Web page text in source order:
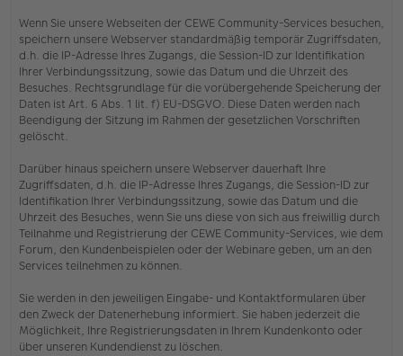
Wenn Sie unsere Webseiten der CEWE Community-Services besuchen,
speichern unsere Webserver standardmäßig temporär Zugriffsdaten,
d.h. die IP-Adresse Ihres Zugangs, die Session-ID zur Identifikation
Ihrer Verbindungssitzung, sowie das Datum und die Uhrzeit des
Besuches. Rechtsgrundlage für die vorübergehende Speicherung der
Daten ist Art. 6 Abs. 1 lit. f) EU-DSGVO. Diese Daten werden nach
Beendigung der Sitzung im Rahmen der gesetzlichen Vorschriften
gelöscht.
Darüber hinaus speichern unsere Webserver dauerhaft Ihre
Zugriffsdaten, d.h. die IP-Adresse Ihres Zugangs, die Session-ID zur
Identifikation Ihrer Verbindungssitzung, sowie das Datum und die
Uhrzeit des Besuches, wenn Sie uns diese von sich aus freiwillig durch
Teilnahme und Registrierung der CEWE Community-Services, wie dem
Forum, den Kundenbeispielen oder der Webinare geben, um an den
Services teilnehmen zu können.
Sie werden in den jeweiligen Eingabe- und Kontaktformularen über
den Zweck der Datenerhebung informiert. Sie haben jederzeit die
Möglichkeit, Ihre Registrierungsdaten in Ihrem Kundenkonto oder
über unseren Kundendienst zu löschen.